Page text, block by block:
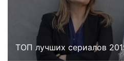
ТОП лучших сериалов